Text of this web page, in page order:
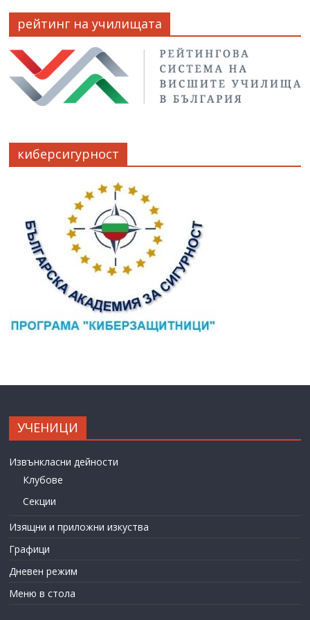
рейтинг на училищата
киберсигурност
УЧЕНИЦИ
Извънкласни дейности
Клубове
Секции
Изящни и приложни изкуства
Графици
Дневен режим
Меню в стола